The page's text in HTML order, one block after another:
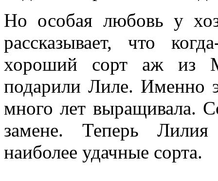
Но особая любовь у
рассказывает, что
хороший сорт аж из
подарили Лиле. Именно
много лет выращивала.
замене. Теперь Лилия
наиболее удачные сорта.